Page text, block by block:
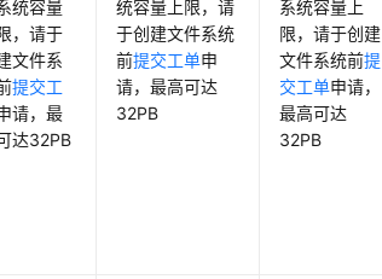
统容量
，请于
文件系
提交工
请，最
达32PB
统容量上限，请
于创建文件系统
前提交工单申
请，最高可达
32PB
系统容量上
限，请于创建
文件系统前提
交工单申请，
最高可达
32PB